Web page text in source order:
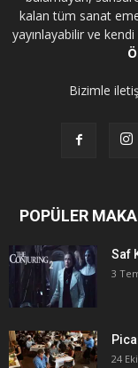
kalan tüm sanat
yayınlayabilir ve
Bizimle
POPÜLER
Saf
3
24